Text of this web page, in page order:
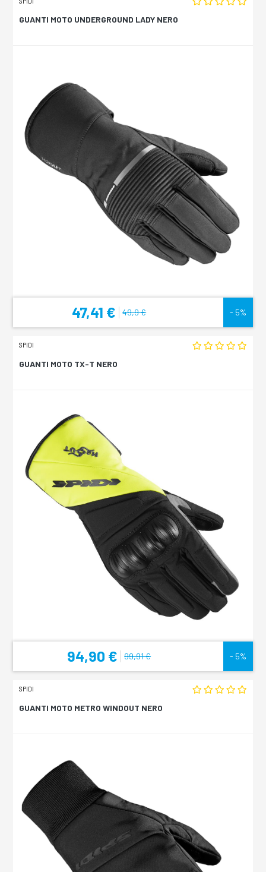
GUANTI MOTO UNDERGROUND LADY NERO
47,41 € 49,9 € - 5%
SPIDI
GUANTI MOTO TX-T NERO
94,90 € 99,91 € - 5%
SPIDI
GUANTI MOTO METRO WINDOUT NERO